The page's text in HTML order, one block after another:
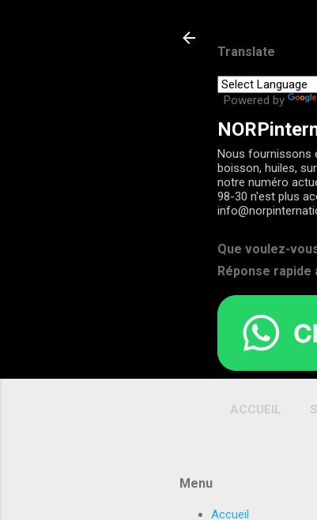
Translate
Powered by
Nous fournissons
boisson, huiles,
notre numéro
98-30 n'est plus
Que voulez-
Réponse rapide
ACCUEIL
Menu
Accueil